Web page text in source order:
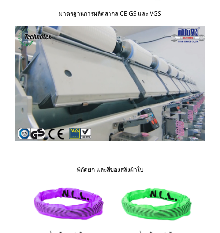
มาตรฐานการผลิตสากล CE GS และ VGS
พิกัดยก และสีของสลิงผ้าใบ